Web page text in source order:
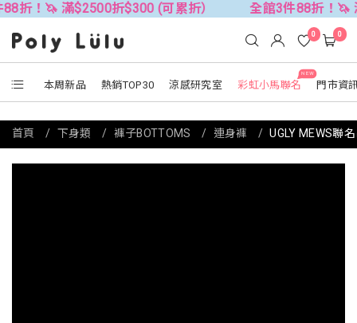
$2500折$300 (可累折） 全館3件88折！🦄 滿$2500折
本周新品 熱銷TOP30 涼感研究室
NEW
彩虹小馬聯名 門市資
0 0
首頁 下身類 褲子BOTTOMS 連身褲 UGLY MEWS聯